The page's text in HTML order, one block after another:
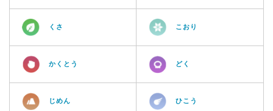
くさ こおり
かくとう どく
じめん ひこう